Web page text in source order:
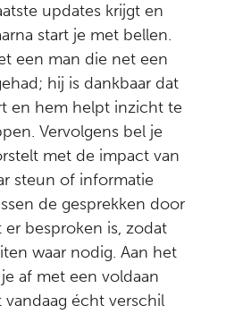
updates krijgt en
start je met bellen.
een man die net een
hij is dankbaar dat
en hem helpt inzicht te
Vervolgens bel je
met de impact van
steun of informatie
de gesprekken door
besproken is, zodat
waar nodig. Aan het
af met een voldaan
écht verschil